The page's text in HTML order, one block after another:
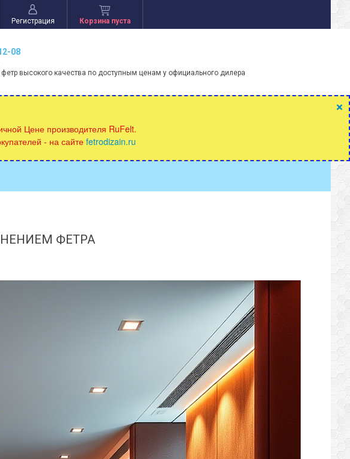
Регистрация Корзина пуста
08
высокого качества по доступным ценам у официального дилера
×
Цене производителя RuFelt.
- на сайте fetrodizain.ru
ФЕТРА